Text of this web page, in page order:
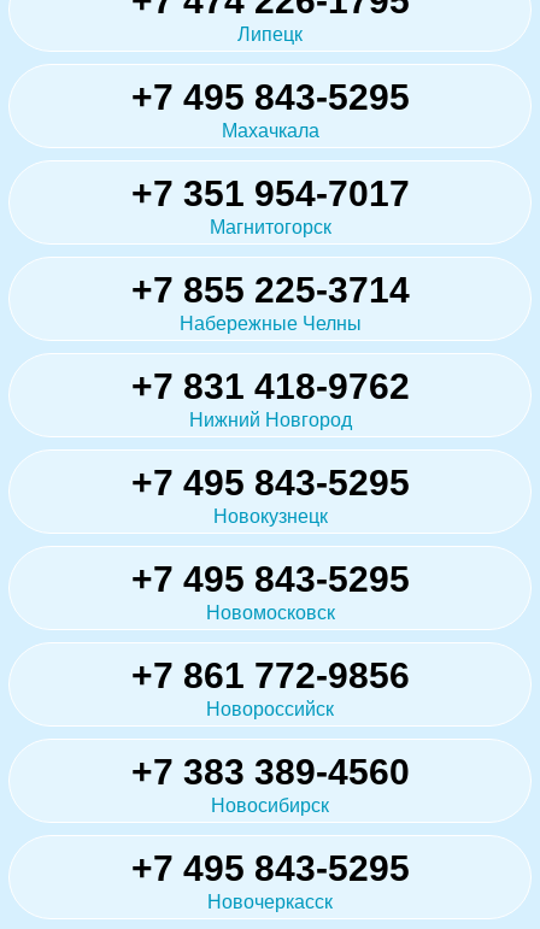
Липецк
+7 495 843-5295
Махачкала
+7 351 954-7017
Магнитогорск
+7 855 225-3714
Набережные Челны
+7 831 418-9762
Нижний Новгород
+7 495 843-5295
Новокузнецк
+7 495 843-5295
Новомосковск
+7 861 772-9856
Новороссийск
+7 383 389-4560
Новосибирск
+7 495 843-5295
Новочеркасск